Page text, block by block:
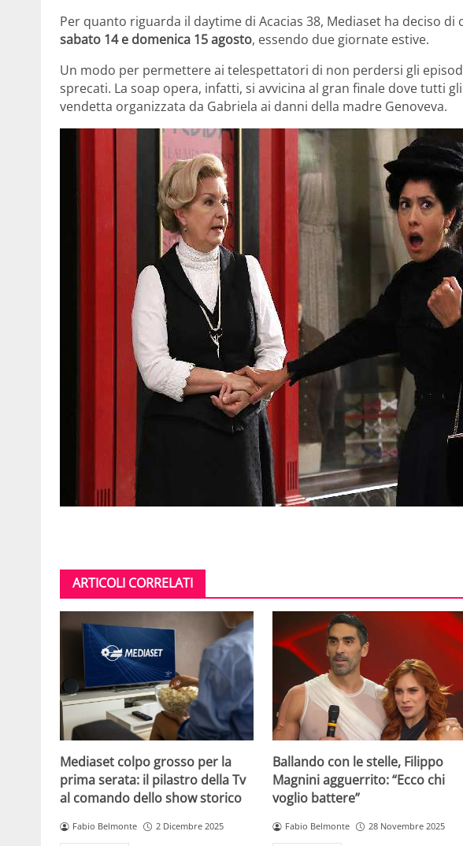
Per quanto riguarda il daytime di Acacias 38, Mediaset ha deciso di
sabato 14 e domenica 15 agosto, essendo due giornate estive.
Un modo per permettere ai telespettatori di non perdersi gli
sprecati. La soap opera, infatti, si avvicina al gran finale dove tutti
vendetta organizzata da Gabriela ai danni della madre Genoveva.
ARTICOLI CORRELATI
Mediaset colpo grosso per la
prima serata: il pilastro della Tv
al comando dello show storico
Fabio Belmonte 2 Dicembre 2025
Ballando con le stelle, Filippo
Magnini agguerrito: “Ecco chi
voglio battere”
Fabio Belmonte 28 Novembre 2025